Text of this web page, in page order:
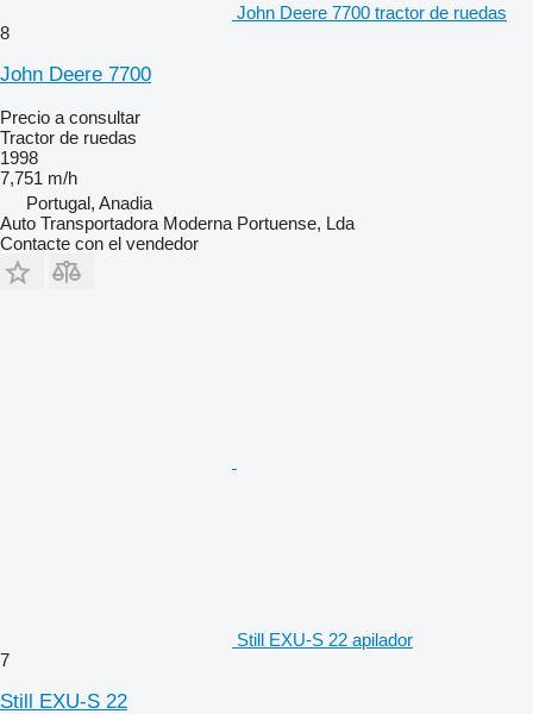
John Deere 7700 tractor de ruedas
8
John Deere 7700
Precio a consultar
Tractor de ruedas
1998
7,751 m/h
Portugal, Anadia
Auto Transportadora Moderna Portuense, Lda
Contacte con el vendedor
Still EXU-S 22 apilador
7
Still EXU-S 22